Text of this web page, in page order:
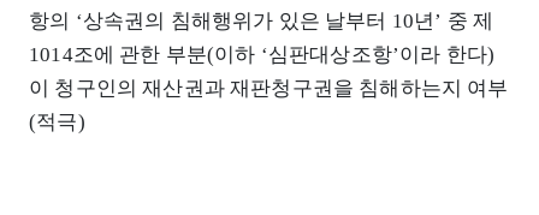
항의 ‘상속권의 침해행위가 있은 날부터 10년’ 중 제
1014조에 관한 부분(이하 ‘심판대상조항’이라 한다)
이 청구인의 재산권과 재판청구권을 침해하는지 여부
(적극)